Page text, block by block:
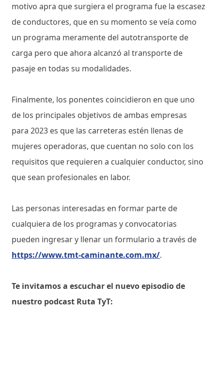
motivo apra que surgiera el programa fue la escasez
de conductores, que en su momento se veía como
un programa meramente del autotransporte de
carga pero que ahora alcanzó al transporte de
pasaje en todas su modalidades.
Finalmente, los ponentes coincidieron en que uno
de los principales objetivos de ambas empresas
para 2023 es que las carreteras estén llenas de
mujeres operadoras, que cuentan no solo con los
requisitos que requieren a cualquier conductor, sino
que sean profesionales en labor.
Las personas interesadas en formar parte de
cualquiera de los programas y convocatorias
pueden ingresar y llenar un formulario a través de
https://www.tmt-caminante.com.mx/.
Te invitamos a escuchar el nuevo episodio de
nuestro podcast Ruta TyT: